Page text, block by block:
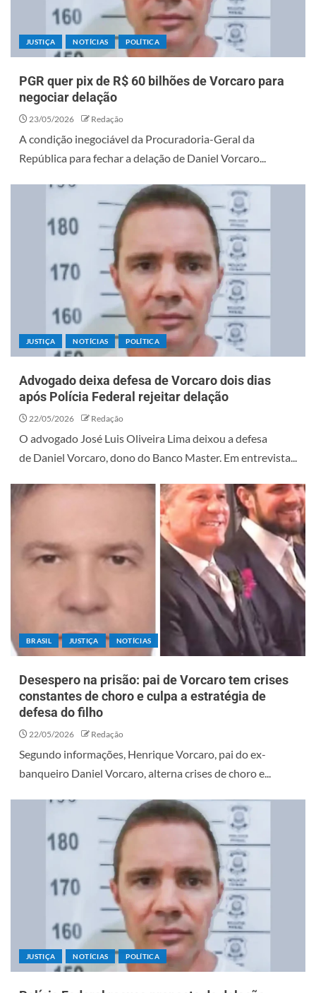
JUSTIÇA NOTÍCIAS POLÍTICA
PGR quer pix de R$ 60 bilhões de Vorcaro para
negociar delação
23/05/2026 Redação
A condição inegociável da Procuradoria-Geral da
República para fechar a delação de Daniel Vorcaro...
JUSTIÇA NOTÍCIAS POLÍTICA
Advogado deixa defesa de Vorcaro dois dias
após Polícia Federal rejeitar delação
22/05/2026 Redação
O advogado José Luis Oliveira Lima deixou a defesa
de Daniel Vorcaro, dono do Banco Master. Em entrevista...
BRASIL JUSTIÇA NOTÍCIAS
Desespero na prisão: pai de Vorcaro tem crises
constantes de choro e culpa a estratégia de
defesa do filho
22/05/2026 Redação
Segundo informações, Henrique Vorcaro, pai do ex-
banqueiro Daniel Vorcaro, alterna crises de choro e...
JUSTIÇA NOTÍCIAS POLÍTICA